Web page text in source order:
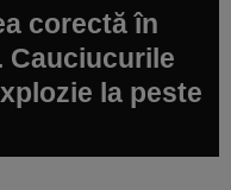
corectă în
Cauciucurile
la peste